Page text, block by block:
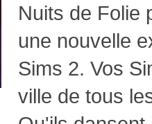
Nuits de Folie
une nouvelle
Sims 2. Vos
ville de tous